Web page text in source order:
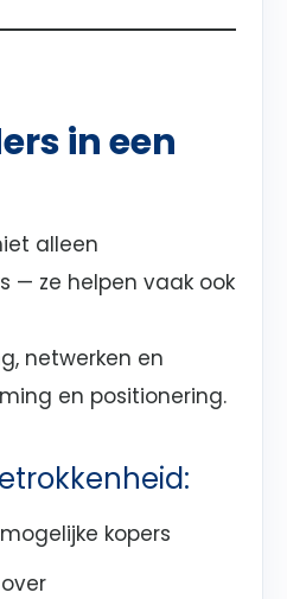
in een
alleen
— ze helpen vaak ook
netwerken en
en positionering.
kopers